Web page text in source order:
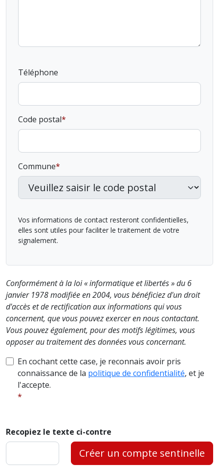
Téléphone
Code postal
Commune
Vos informations de contact resteront confidentielles,
elles sont utiles pour faciliter le traitement de votre
signalement.
Conformément à la loi « informatique et libertés » du 6
janvier 1978 modifiée en 2004, vous bénéficiez d'un droit
d'accès et de rectification aux informations qui vous
concernent, que vous pouvez exercer en nous contactant.
Vous pouvez également, pour des motifs légitimes, vous
opposer au traitement des données vous concernant.
En cochant cette case, je reconnais avoir pris
connaissance de la politique de confidentialité, et je
l'accepte.
Recopiez le texte ci-contre
Créer un compte sentinelle